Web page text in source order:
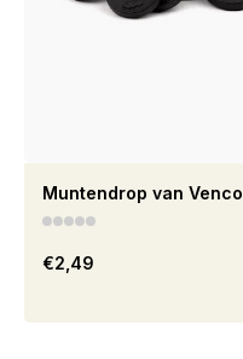
Muntendrop van Venco
€2,49